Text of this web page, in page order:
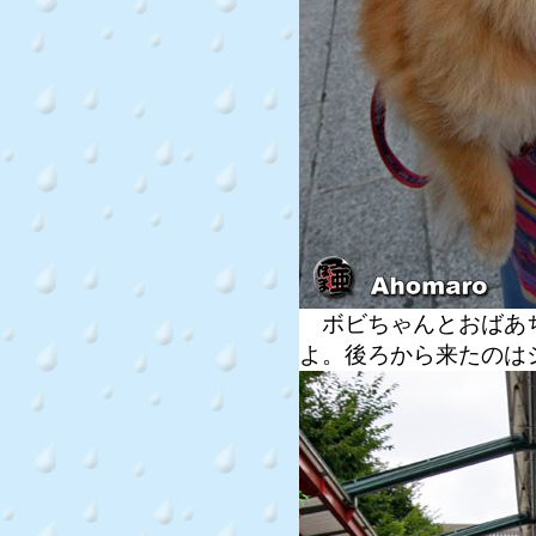
ボビちゃんとおばあ
よ。後ろから来たの